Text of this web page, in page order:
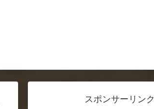
スポンサーリンク